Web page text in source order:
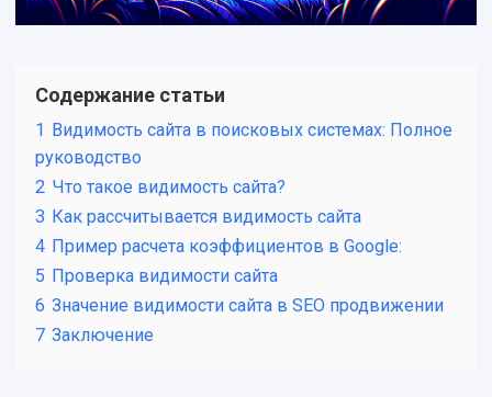
Содержание статьи
1 Видимость сайта в поисковых системах: Полное
руководство
2 Что такое видимость сайта?
3 Как рассчитывается видимость сайта
4 Пример расчета коэффициентов в Google:
5 Проверка видимости сайта
6 Значение видимости сайта в SEO продвижении
7 Заключение